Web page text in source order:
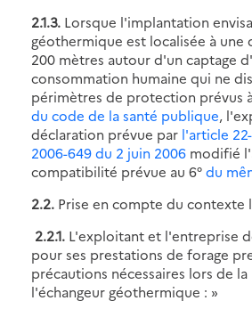
2.1.3. Lorsque l'implantation
géothermique est localisée à une
200 mètres autour d'un captage
consommation humaine qui ne
périmètres de protection prévus
du code de la santé publique,
déclaration prévue par l'article
2006-649 du 2 juin 2006 modifié
compatibilité prévue au 6°du
2.2. Prise en compte du contexte
2.2.1. L'exploitant et l'entreprise
pour ses prestations de forage
précautions nécessaires lors de
l'échangeur géothermique : »